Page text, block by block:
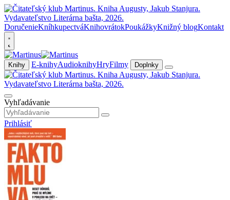
DoručenieKníhkupectváKnihovrátokPoukážkyKnižný blogKontakt
Knihy E-knihyAudioknihyHryFilmy Doplnky
Vyhľadávanie
Prihlásiť